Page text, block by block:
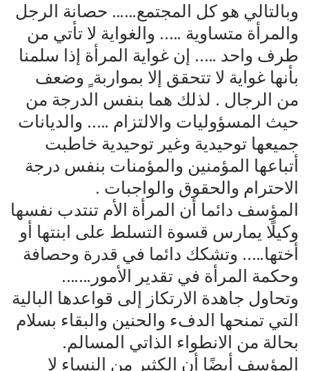
وبالتالي هو كل المجتمع…… حصانة الرجل
والمرأة متساوية ….. والغواية لا تأتي من
طرف واحد ….. إن غواية المرأة إذا سلمنا
بأنها غواية لا تتحقق إلا بمواربة ٍ وضعف
من الرجال . لذلك هما بنفس الدرجة من
حيث المسؤوليات والالتزام ….. والديانات
جميعها توحيدية وغير توحيدية خاطبت
أتباعها المؤمنين والمؤمنات بنفس درجة
الاحترام والحقوق والواجبات .
المؤسف دائما أن المرأة الأم تنتدب نفسها
وكيلًا يمارس قسوة التسلط على ابنتها أو
أختها….. وتشكك دائما في قدرة وحصافة
وحكمة المرأة في تقدير الأمور…….
وتحاول جاهدة الارتكاز إلى قواعدها البالية
التي تمنحها الدفء والحنين والبقاء بسلام
بحالة من الانطواء الذاتي المسالم.
المؤسف أيضًا أن الكثير من النساء لا